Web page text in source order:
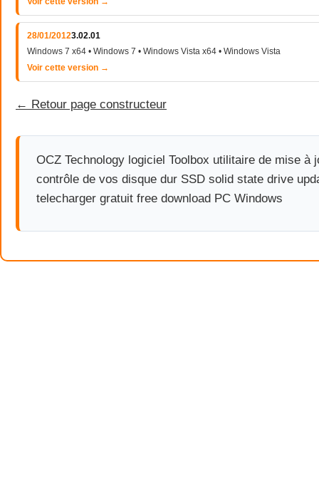
28/01/20123.02.01
Windows 7 x64 • Windows 7 • Windows Vista x64 • Windows Vista
Voir cette version →
← Retour page constructeur
OCZ Technology logiciel Toolbox utilitaire de mise à
contrôle de vos disque dur SSD solid state drive
telecharger gratuit free download PC Windows